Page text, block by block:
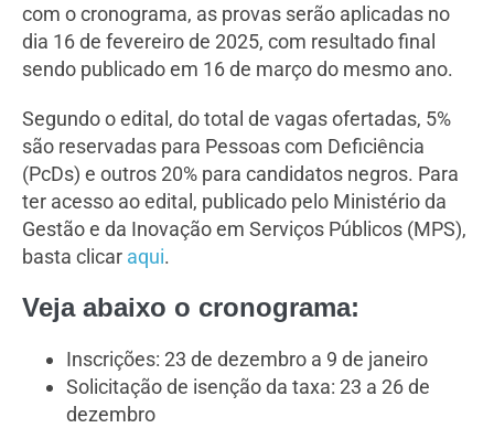
com o cronograma, as provas serão aplicadas no
dia 16 de fevereiro de 2025, com resultado final
sendo publicado em 16 de março do mesmo ano.
Segundo o edital, do total de vagas ofertadas, 5%
são reservadas para Pessoas com Deficiência
(PcDs) e outros 20% para candidatos negros. Para
ter acesso ao edital, publicado pelo Ministério da
Gestão e da Inovação em Serviços Públicos (MPS),
basta clicar aqui.
Veja abaixo o cronograma:
Inscrições: 23 de dezembro a 9 de janeiro
Solicitação de isenção da taxa: 23 a 26 de
dezembro